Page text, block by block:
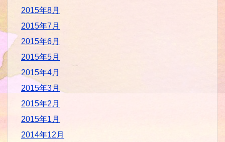
2015年8月
2015年7月
2015年6月
2015年5月
2015年4月
2015年3月
2015年2月
2015年1月
2014年12月